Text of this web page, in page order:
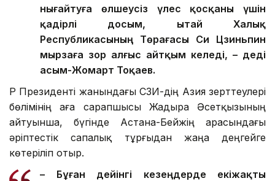
нығайтуға өлшеусіз үлес қосқаны үшін
қадірлі досым, Қытай Халық
Республикасының Төрағасы Си Цзиньпин
мырзаға зор алғыс айтқым келеді, – деді
Қасым-Жомарт Тоқаев.
ҚР Президенті жанындағы ҚСЗИ-дің Азия зерттеулері
бөлімінің аға сарапшысы Жадыра Әсетқызының
айтуынша, бүгінде Астана-Бейжің арасындағы
әріптестік сапалық тұрғыдан жаңа деңгейге
көтеріліп отыр.
– Бұған дейінгі кезеңдерде екіжақты